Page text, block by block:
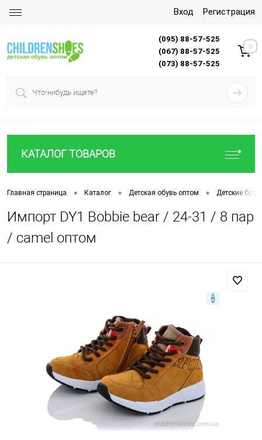
Вход Регистрация
(095) 88-57-525
(067) 88-57-525
(073) 88-57-525
0
КАТАЛОГ ТОВАРОВ
Главная страница • Каталог • Детская обувь оптом • Детские
Импорт DY1 Bobbie bear / 24-31 / 8 пар
/ camel оптом